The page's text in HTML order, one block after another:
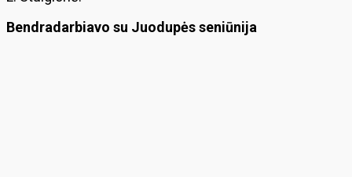
Bendradarbiavo su Juodupės seniūnija